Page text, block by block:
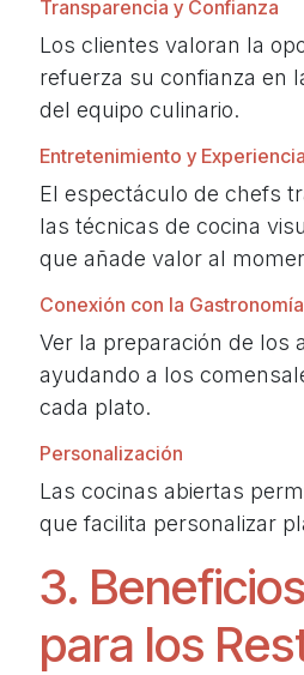
Transparencia y Confianza
Los clientes valoran la
refuerza su confianza en
del equipo culinario.
Entretenimiento y Experiencia
El espectáculo de chefs
las técnicas de cocina
que añade valor al
Conexión con la Gastronomía
Ver la preparación de los
ayudando a los
cada plato.
Personalización
Las cocinas abiertas
que facilita personalizar
3.
para los